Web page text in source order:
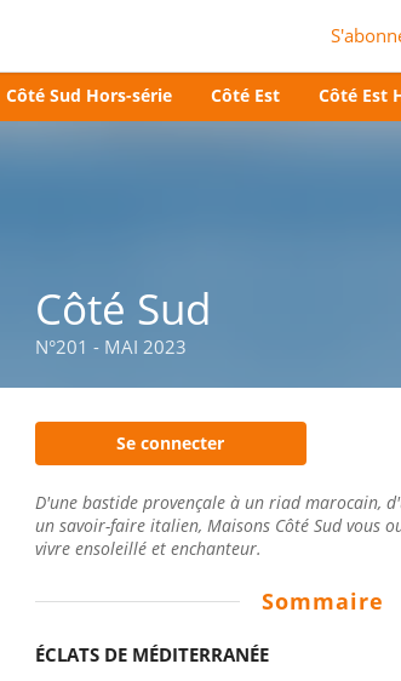
Côté Sud Hors-série Côté Est Côté Est
Côté Sud
N°201 - MAI 2023
Se connecter
D'une bastide provençale à un riad marocain,
un savoir-faire italien, Maisons Côté Sud vous
vivre ensoleillé et enchanteur.
Sommaire
ÉCLATS DE MÉDITERRANÉE